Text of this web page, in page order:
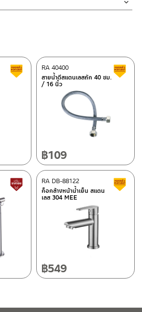
งแรงวัสดุทองเหลืองคุณภาพดี รับประกันไส้
ล้างหน้า
ธิ์เป็นกรด เพราะพื้นผิวสินค้าอาจเสียหายได้
สม่ำเสมอ
งเทพฯ
3 แขวงบางโพงพาง เขตยานนาวา กรุงเทพฯ
075-8668 / 091-545-0556
เชียงใหม่
ม.8 ต.สันปูเลย อ.ดอยสะเก็ด เชียงใหม่
8:30-17:30 น.
น.
>> คลิกที่นี่<<
คลิกที่นี่ <<
Sales Staff
Us
สินค้าลดราคา เคลียร์สต็อก
สายน้ำดีสแตนเลสถัก 40 ซม.
/ 16 นิ้ว
RA 40400
฿109
สินค้าปรับราคาลดลง
ก็อกล้างหน้าน้ำเย็น สแตน
เลส 304 MEE
RA DB-88122
฿549